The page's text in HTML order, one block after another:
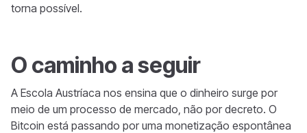
torna possível.
O caminho a seguir
A Escola Austríaca nos ensina que o dinheiro surge por
meio de um processo de mercado, não por decreto. O
Bitcoin está passando por uma monetização espontânea